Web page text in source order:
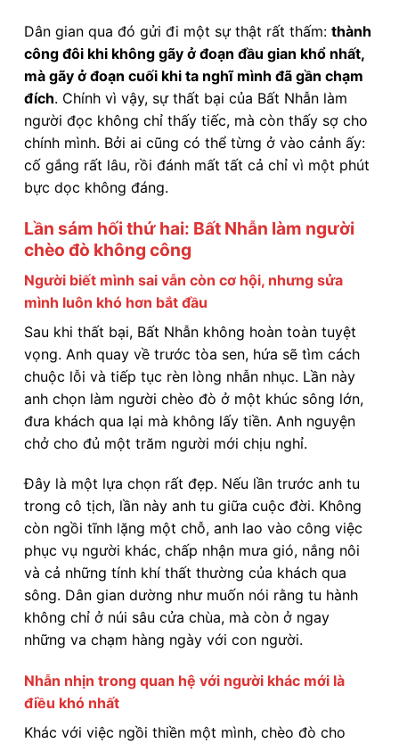
Dân gian qua đó gửi đi một sự thật rất thấm: thành
công đôi khi không gãy ở đoạn đầu gian khổ nhất,
mà gãy ở đoạn cuối khi ta nghĩ mình đã gần chạm
đích. Chính vì vậy, sự thất bại của Bất Nhẫn làm
người đọc không chỉ thấy tiếc, mà còn thấy sợ cho
chính mình. Bởi ai cũng có thể từng ở vào cảnh ấy:
cố gắng rất lâu, rồi đánh mất tất cả chỉ vì một phút
bực dọc không đáng.
Lần sám hối thứ hai: Bất Nhẫn làm người
chèo đò không công
Người biết mình sai vẫn còn cơ hội, nhưng sửa
mình luôn khó hơn bắt đầu
Sau khi thất bại, Bất Nhẫn không hoàn toàn tuyệt
vọng. Anh quay về trước tòa sen, hứa sẽ tìm cách
chuộc lỗi và tiếp tục rèn lòng nhẫn nhục. Lần này
anh chọn làm người chèo đò ở một khúc sông lớn,
đưa khách qua lại mà không lấy tiền. Anh nguyện
chở cho đủ một trăm người mới chịu nghỉ.
Đây là một lựa chọn rất đẹp. Nếu lần trước anh tu
trong cô tịch, lần này anh tu giữa cuộc đời. Không
còn ngồi tĩnh lặng một chỗ, anh lao vào công việc
phục vụ người khác, chấp nhận mưa gió, nắng nôi
và cả những tính khí thất thường của khách qua
sông. Dân gian dường như muốn nói rằng tu hành
không chỉ ở núi sâu cửa chùa, mà còn ở ngay
những va chạm hàng ngày với con người.
Nhẫn nhịn trong quan hệ với người khác mới là
điều khó nhất
Khác với việc ngồi thiền một mình, chèo đò cho